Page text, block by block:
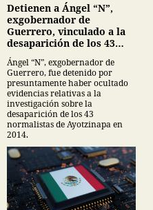
Detienen a Ángel “N”,
exgobernador de
Guerrero, vinculado a la
desaparición de los 43
normalistas de
Ayotzinapa
Ángel “N”, exgobernador de
Guerrero, fue detenido por
presuntamente haber ocultado
evidencias relativas a la
investigación sobre la
desaparición de los 43
normalistas de Ayotzinapa en
2014.